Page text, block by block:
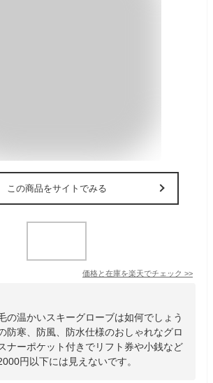
この商品をサイトでみる
価格と在庫を楽天でチェック >>
の温かいスキーグローブは如何でしょう
防寒、防風、防水仕様のおしゃれなグロ
ナーポケット付きでリフト券や小銭など
円以下には見えないです。